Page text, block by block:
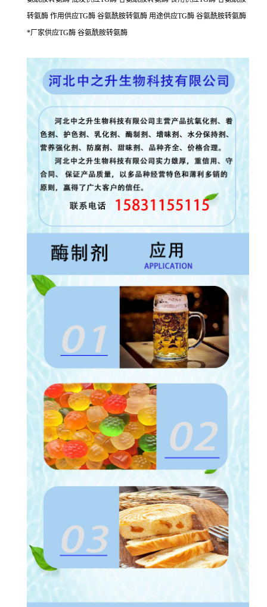
转氨酶 作用供应TG酶 谷氨酰胺转氨酶 用途供应TG酶 谷氨酰胺转氨酶
*厂家供应TG酶 谷氨酰胺转氨酶